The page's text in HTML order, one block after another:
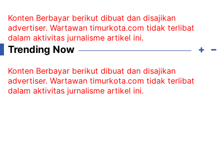
Konten Berbayar berikut dibuat dan disajikan
advertiser. Wartawan timurkota.com tidak terlibat
dalam aktivitas jurnalisme artikel ini.
Trending Now
Konten Berbayar berikut dibuat dan disajikan
advertiser. Wartawan timurkota.com tidak terlibat
dalam aktivitas jurnalisme artikel ini.